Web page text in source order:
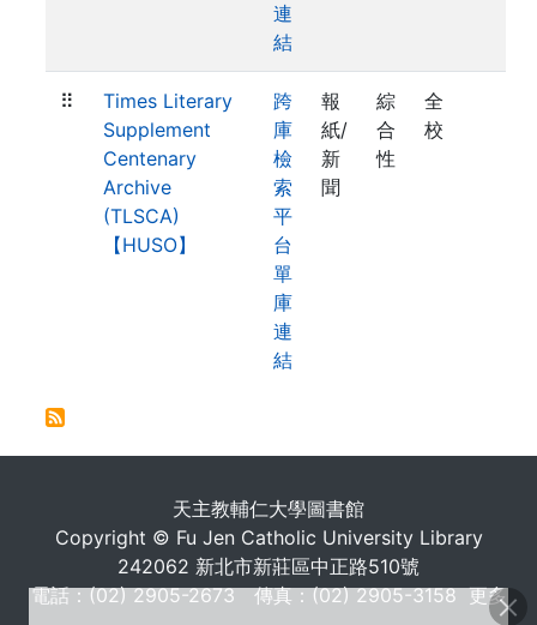
連
結
⠿
Times Literary
Supplement
Centenary
Archive
(TLSCA)
【HUSO】
跨
庫
檢
索
平
台
單
庫
連
結
報
紙/
新
聞
綜
合
性
全
校
天主教輔仁大學圖書館
Copyright © Fu Jen Catholic University Library
242062 新北市新莊區中正路510號
電話：(02) 2905-2673 傳真：(02) 2905-3158更多